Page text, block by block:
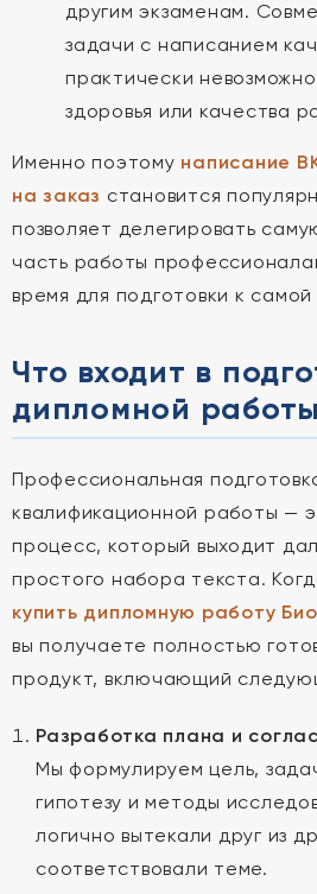
другим экзаменам.
задачи с написанием
практически
здоровья или качества
Именно поэтому написание
на заказ становится
позволяет делегировать
часть работы
время для подготовки к
Что входит в
дипломной работы
Профессиональная
квалификационной работы —
процесс, который выходит
простого набора текста.
купить дипломную работу
вы получаете полностью
продукт, включающий
Разработка плана и
Мы формулируем цель,
гипотезу и методы
логично вытекали друг из
соответствовали теме.